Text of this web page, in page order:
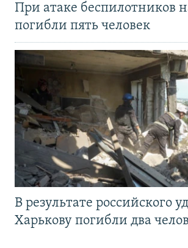
При атаке беспилотников
погибли пять человек
В результате российского
Харькову погибли два